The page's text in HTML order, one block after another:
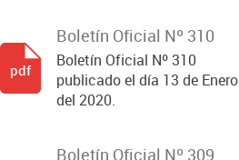
Boletín Oficial Nº 310
Boletín Oficial Nº 310
publicado el día 13 de Enero
del 2020.
pdf
Boletín Oficial Nº 309